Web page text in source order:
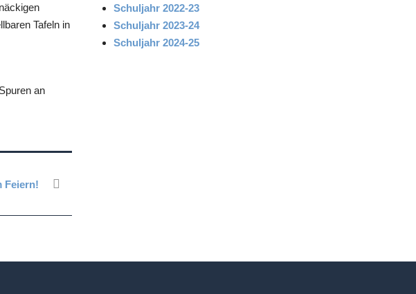
Tafeln in
an
Feiern!
Schuljahr 2022-23
Schuljahr 2023-24
Schuljahr 2024-25